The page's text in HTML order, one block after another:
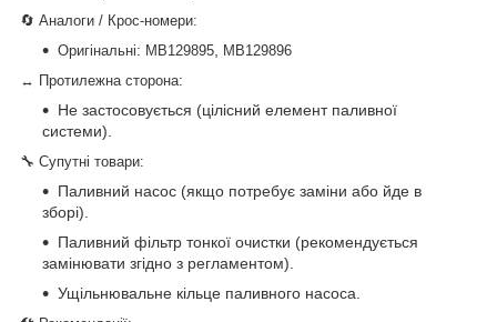
🔄 Аналоги / Крос-номери:
Оригінальні: MB129895
MB129896
↔ Протилежна сторона:
Не застосовується (цілісний елемент паливної
системи).
🔧 Супутні товари:
Паливний насос (якщо потребує заміни або йде в
зборі).
Паливний фільтр тонкої очистки (рекомендується
замінювати згідно з регламентом).
Ущільнювальне кільце паливного насоса.